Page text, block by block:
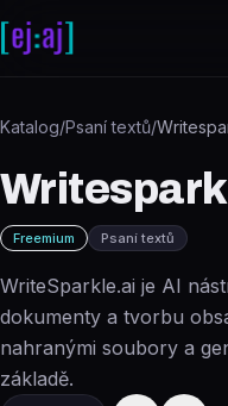
Katalog/Psaní textů/
Freemium Psaní textů
WriteSparkle.ai je AI
dokumenty a tvorbu
nahranými soubory a
základě.